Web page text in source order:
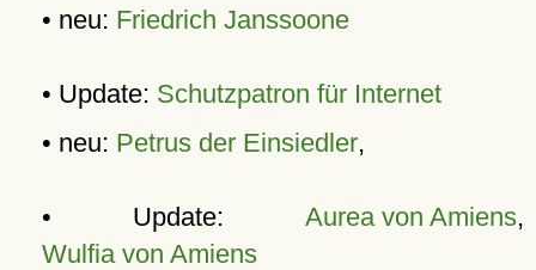
• neu: Friedrich Janssoone
• Update: Schutzpatron für Internet
• neu: Petrus der Einsiedler,
• Update: Aurea von Amiens,
Wulfia von Amiens